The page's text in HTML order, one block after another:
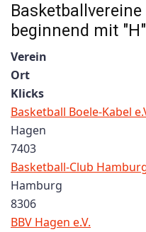
beginnend mit "H"
Verein
Ort
Klicks
Basketball Boele-Kabel
Hagen
7403
Basketball-Club
Hamburg
8306
BBV Hagen e.V.